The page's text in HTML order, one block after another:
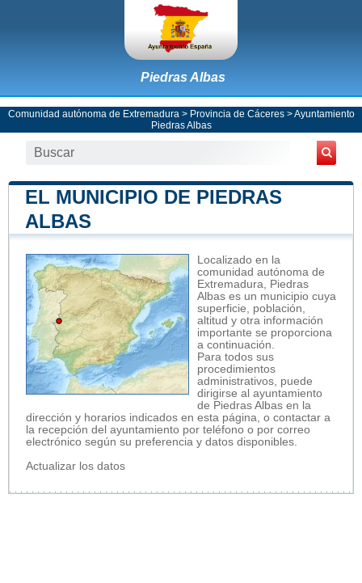
Piedras Albas
Comunidad autónoma de Extremadura > Provincia de Cáceres>Ayuntamiento
Piedras Albas
EL MUNICIPIO DE PIEDRAS
ALBAS
Localizado en la
comunidad autónoma de
Extremadura, Piedras
Albas es un municipio cuya
superficie, población,
altitud y otra información
importante se proporciona
a continuación.
Para todos sus
procedimientos
administrativos, puede
dirigirse al ayuntamiento
de Piedras Albas en la
dirección y horarios indicados en esta página, o contactar a
la recepción del ayuntamiento por teléfono o por correo
electrónico según su preferencia y datos disponibles.
Actualizar los datos